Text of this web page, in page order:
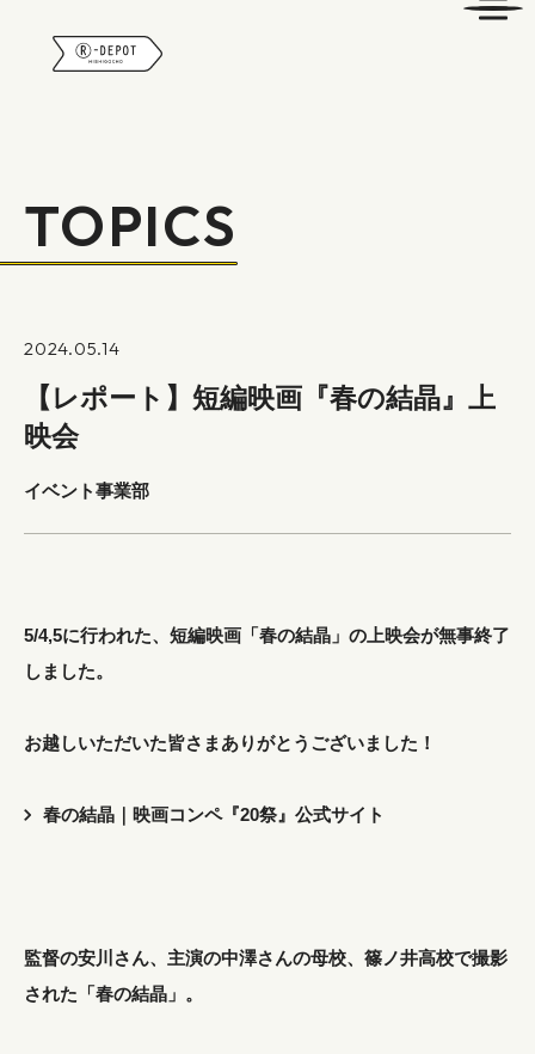
TOPICS
2024.05.14
【レポート】短編映画『春の結晶』上
映会
イベント事業部
5/4,5に行われた、短編映画「春の結晶」の上映会が無事終了
しました。
お越しいただいた皆さまありがとうございました！
春の結晶｜映画コンペ『20祭』公式サイト
監督の安川さん、主演の中澤さんの母校、篠ノ井高校で撮影
された「春の結晶」。